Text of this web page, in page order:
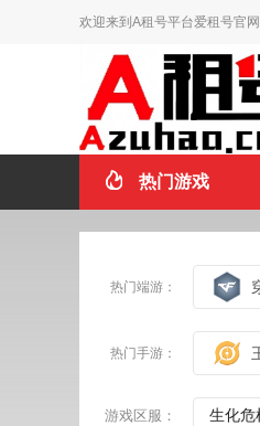
欢迎来到A租号平台爱租号官网
热门游戏
热门端游：
热门手游：
游戏区服： 生化危